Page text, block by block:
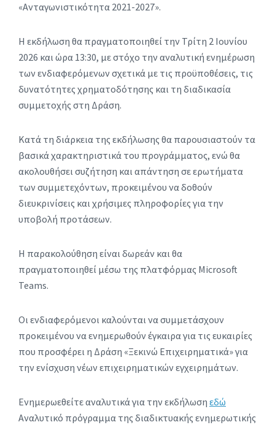
«Ανταγωνιστικότητα 2021-2027».
Η εκδήλωση θα πραγματοποιηθεί την Τρίτη 2 Ιουνίου
2026 και ώρα 13:30, με στόχο την αναλυτική ενημέρωση
των ενδιαφερόμενων σχετικά με τις προϋποθέσεις, τις
δυνατότητες χρηματοδότησης και τη διαδικασία
συμμετοχής στη Δράση.
Κατά τη διάρκεια της εκδήλωσης θα παρουσιαστούν τα
βασικά χαρακτηριστικά του προγράμματος, ενώ θα
ακολουθήσει συζήτηση και απάντηση σε ερωτήματα
των συμμετεχόντων, προκειμένου να δοθούν
διευκρινίσεις και χρήσιμες πληροφορίες για την
υποβολή προτάσεων.
Η παρακολούθηση είναι δωρεάν και θα
πραγματοποιηθεί μέσω της πλατφόρμας Microsoft
Teams.
Οι ενδιαφερόμενοι καλούνται να συμμετάσχουν
προκειμένου να ενημερωθούν έγκαιρα για τις ευκαιρίες
που προσφέρει η Δράση «Ξεκινώ Επιχειρηματικά» για
την ενίσχυση νέων επιχειρηματικών εγχειρημάτων.
Ενημερωεθείτε αναλυτικά για την εκδήλωση εδώ
Αναλυτικό πρόγραμμα της διαδικτυακής ενημερωτικής